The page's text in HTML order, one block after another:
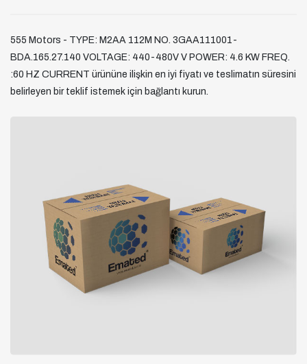
555 Motors - TYPE: M2AA 112M NO. 3GAA111001-
BDA.165.27.140 VOLTAGE: 440-480V V POWER: 4.6 KW FREQ.
:60 HZ CURRENT ürününe ilişkin en iyi fiyatı ve teslimatın süresini
belirleyen bir teklif istemek için bağlantı kurun.